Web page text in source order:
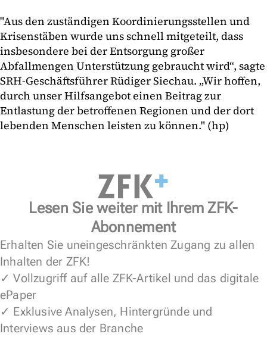
"Aus den zuständigen Koordinierungsstellen und
Krisenstäben wurde uns schnell mitgeteilt, dass
insbesondere bei der Entsorgung großer
Abfallmengen Unterstützung gebraucht wird“, sagte
SRH-Geschäftsführer Rüdiger Siechau. „Wir hoffen,
durch unser Hilfsangebot einen Beitrag zur
Entlastung der betroffenen Regionen und der dort
lebenden Menschen leisten zu können." (hp)
Lesen Sie weiter mit Ihrem ZFK-
Abonnement
Erhalten Sie uneingeschränkten Zugang zu allen
Inhalten der ZFK!
✓ Vollzugriff auf alle ZFK-Artikel und das digitale
ePaper
✓ Exklusive Analysen, Hintergründe und
Interviews aus der Branche